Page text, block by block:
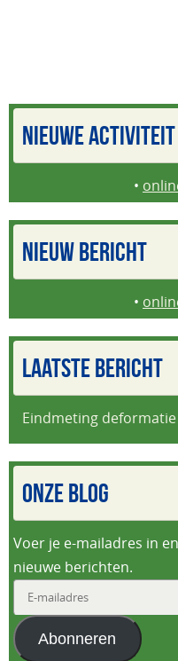
NIEUWE ACTIVITEIT
•
NIEUW BERICHT
•
LAATSTE BERICHT
Eindmeting deformatie
ONZE BLOG
Voer je e-mailadres in
nieuwe berichten.
mailadres
Abonneren